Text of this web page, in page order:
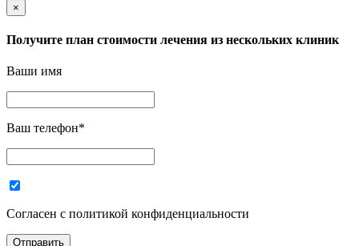
×
Получите план стоимости лечения из нескольких клиник
Ваши имя
Ваш телефон*
Согласен с политикой конфиденциальности